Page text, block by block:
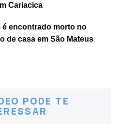
Cariacica
é encontrado morto no
de casa em São Mateus
PODE TE